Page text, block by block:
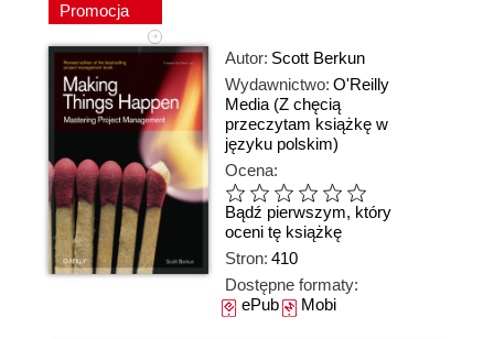
Promocja
Autor: Scott Berkun
Wydawnictwo: O'Reilly
Media (Z chęcią
przeczytam książkę w
języku polskim)
Ocena:
Bądź pierwszym, który
oceni tę książkę
Stron: 410
Dostępne formaty:
ePubMobi